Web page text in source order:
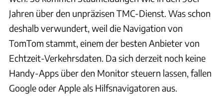
Jahren über den unpräzisen TMC-Dienst. Was schon
deshalb verwundert, weil die Navigation von
TomTom stammt, einem der besten Anbieter von
Echtzeit-Verkehrsdaten. Da sich derzeit noch keine
Handy-Apps über den Monitor steuern lassen, fallen
Google oder Apple als Hilfsnavigatoren aus.